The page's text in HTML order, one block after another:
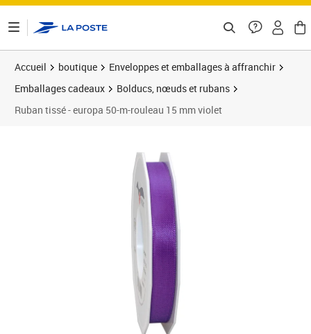
Accueil boutique
Enveloppes et emballages à affranchir
Emballages cadeaux
Bolducs, nœuds et rubans
Ruban tissé - europa 50-m-rouleau 15 mm violet